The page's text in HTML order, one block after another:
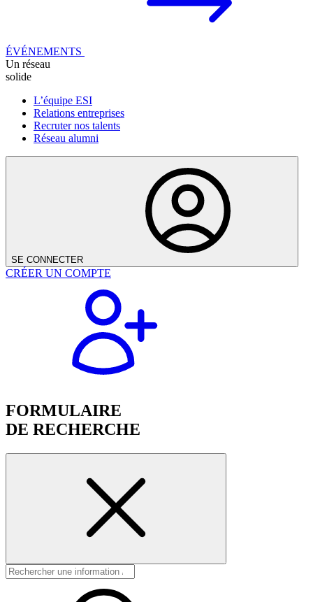
ÉVÉNEMENTS
Un réseau
solide
L’équipe ESI
Relations entreprises
Recruter nos talents
Réseau alumni
SE CONNECTER
CRÉER UN COMPTE
FORMULAIRE
DE RECHERCHE